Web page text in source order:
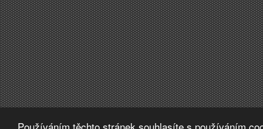
Používáním těchto stránek souhlasíte s používáním